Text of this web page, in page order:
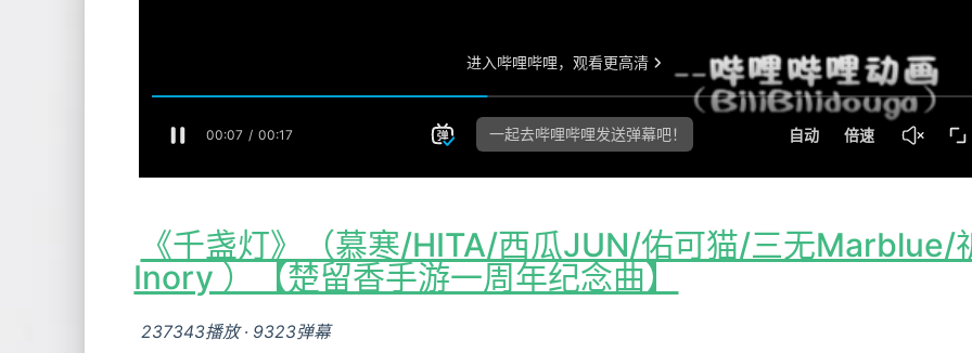
《千盏灯》（慕寒/HITA/西瓜JUN/佑可猫/三无Marblue/
Inory ）【楚留香手游一周年纪念曲】
237343播放· 9323弹幕